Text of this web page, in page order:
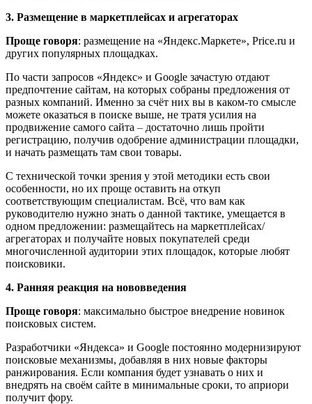
3. Размещение в маркетплейсах и агрегаторах
Проще говоря: размещение на «Яндекс.Маркете», Price.ru и
других популярных площадках.
По части запросов «Яндекс» и Google зачастую отдают
предпочтение сайтам, на которых собраны предложения от
разных компаний. Именно за счёт них вы в каком-то смысле
можете оказаться в поиске выше, не тратя усилия на
продвижение самого сайта – достаточно лишь пройти
регистрацию, получив одобрение администрации площадки,
и начать размещать там свои товары.
С технической точки зрения у этой методики есть свои
особенности, но их проще оставить на откуп
соответствующим специалистам. Всё, что вам как
руководителю нужно знать о данной тактике, умещается в
одном предложении: размещайтесь на маркетплейсах/
агрегаторах и получайте новых покупателей среди
многочисленной аудитории этих площадок, которые любят
поисковики.
4. Ранняя реакция на нововведения
Проще говоря: максимально быстрое внедрение новинок
поисковых систем.
Разработчики «Яндекса» и Google постоянно модернизируют
поисковые механизмы, добавляя в них новые факторы
ранжирования. Если компания будет узнавать о них и
внедрять на своём сайте в минимальные сроки, то априори
получит фору.